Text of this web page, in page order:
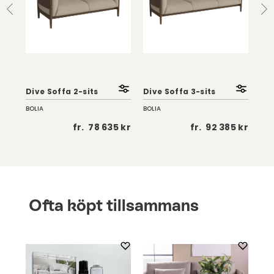
Dive Soffa 2-sits
BOLIA
fr. 78 635 kr
Dive Soffa 3-sits
BOLIA
fr. 92 385 kr
Ofta köpt tillsammans